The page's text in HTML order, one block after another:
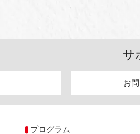
サ
お
プログラム